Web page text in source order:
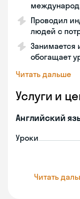
Проводил
людей с
Занимается
обогащает
Читать дальше
Услуги и
Английский
Уроки
Читать